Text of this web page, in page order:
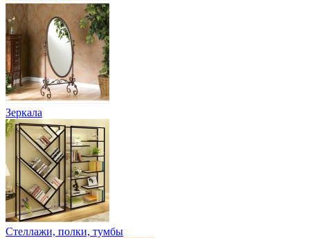
Зеркала
Стеллажи, полки, тумбы